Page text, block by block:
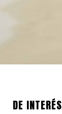
DE INTERÉS